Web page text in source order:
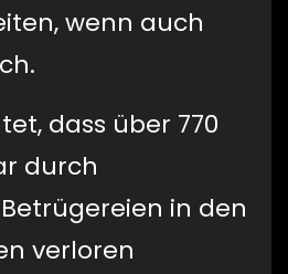
wenn auch
dass über 770
durch
in den
verloren